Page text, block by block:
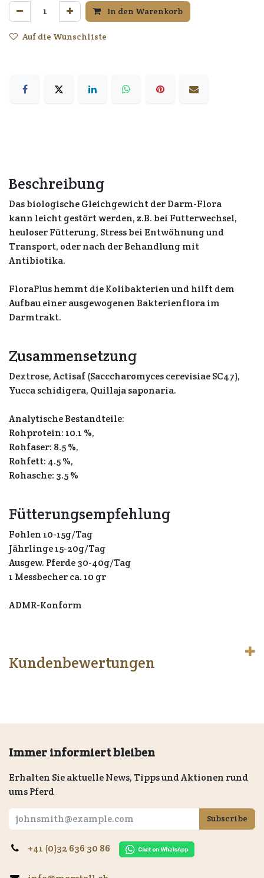
In den Warenkorb
Auf die Wunschliste
Beschreibung
Das biologische Gleichgewicht der Darm-Flora
kann leicht gestört werden, z.B. bei Futterwechsel,
heuloser Fütterung, Stress bei Entwöhnung und
Transport, oder nach der Behandlung mit
Antibiotika.
FloraPlus hemmt die Kolibakterien und hilft dem
Aufbau einer ausgewogenen Bakterienflora im
Darmtrakt.
Zusammensetzung
Dextrose, Actisaf (Sacccharomyces cerevisiae SC47),
Yucca schidigera, Quillaja saponaria.
Analytische Bestandteile:
Rohprotein: 10.1 %,
Rohfaser: 8.5 %,
Rohfett: 4.5 %,
Rohasche: 3.5 %
Fütterungsempfehlung
Fohlen 10-15g/Tag
Jährlinge 15-20g/Tag
Ausgew. Pferde 30-40g/Tag
1 Messbecher ca. 10 gr
ADMR-Konform
Kundenbewertungen
Immer informiert bleiben
Erhalten Sie aktuelle News, Tipps und Aktionen rund
ums Pferd
Subscribe
+41 (0)32 636 30 86